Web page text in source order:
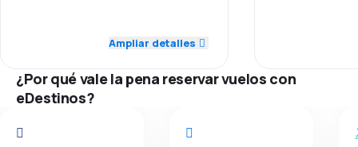
que iba adelante de mi asiento lo
cabeza en mi espacio , no podia ni
moverme.. pesimo viaje
4.0
Red de conexiones 3.0
2.0
Ampliar detalles
respeto.
¿Por qué vale la pena reservar vuelos con
eDestinos?